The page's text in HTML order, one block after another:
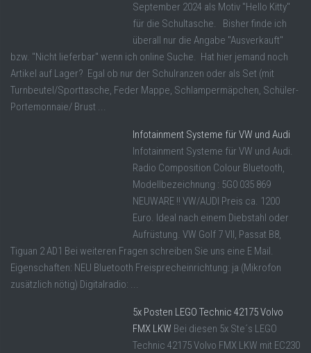
September 2024 als Motiv "Hello Kitty"
für die Schultasche. Bisher finde ich
überall nur die Angabe "Ausverkauft"
bzw. "Nicht lieferbar" wenn ich online Suche. Hat hier jemand noch
Artikel auf Lager? Egal ob nur der Schulranzen oder als Set (mit
Turnbeutel/Sporttasche, Feder Mappe, Schlampermäpchen, Schüler-
Portemonnaie/ Brust ...
Infotainment Systeme für VW und Audi
Infotainment Systeme für VW und Audi.
Radio Composition Colour Bluetooth,
Modellbezeichnung : 5G0 035 869
NEUWARE !! VW/AUDI Preis ca. 1200
Euro. Ideal nach einem Diebstahl oder
Aufrüstung. VW Golf 7 VII, Passat B8,
Tiguan 2 AD1 Bei weiteren Fragen schreiben Sie uns eine E Mail.
Eigenschaften: NEU Bluetooth Freisprecheinrichtung: ja (Mikrofon
zusätzlich nötig) Digitalradio: ...
5x Posten LEGO Technic 42175 Volvo
FMX LKW Bei diesen 5x Ste´s LEGO
Technic 42175 Volvo FMX LKW mit EC230